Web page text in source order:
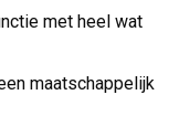
met heel wat
maatschappelijk